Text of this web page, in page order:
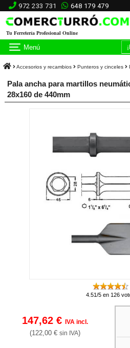
972 233 731 648 179 479
Tu Ferretería Profesional Online
Menú
Accesorios y recambios Punteros y cinceles
Pala ancha para martillos
28x160 de 440mm
4.51/5 en 126
147,62 €IVA incl.
(122,00 €sin IVA)